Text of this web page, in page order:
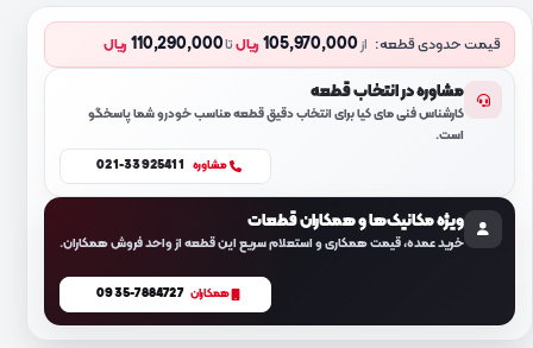
قیمت حدودی قطعه: از105,970,000 ریالتا110,290,000 ریال
مشاوره در انتخاب قطعه
کارشناس فنی مای کیا برای انتخاب دقیق قطعه مناسب خودرو شما پاسخگو
است.
مشاوره 021-33925411
ویژه مکانیک‌ها و همکاران قطعات
خرید عمده، قیمت همکاری و استعلام سریع این قطعه از واحد فروش همکاران.
همکاران 0935-7884727